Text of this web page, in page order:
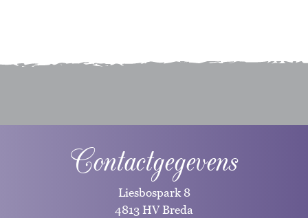
Contactgegevens
Liesbospark 8
4813 HV Breda